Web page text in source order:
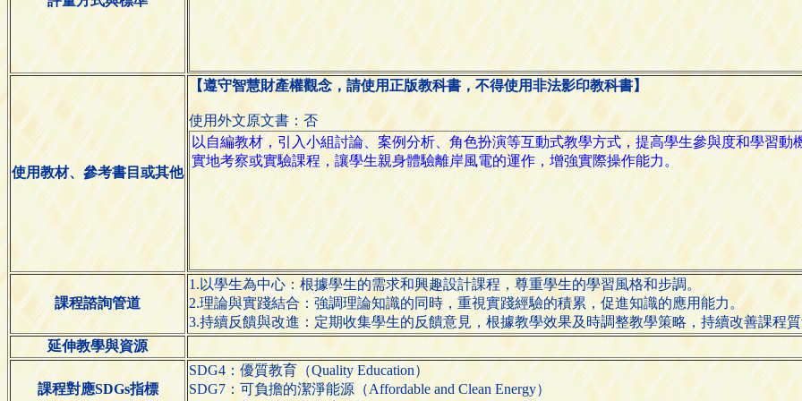
使用教材、參考書目或其他
【遵守智慧財產權觀念，請使用正版教科書，不得使用非法影印教科書】
使用外文原文書：否
課程諮詢管道
1.以學生為中心：根據學生的需求和興趣設計課程，尊重學生的學習風格和步調。
2.理論與實踐結合：強調理論知識的同時，重視實踐經驗的積累，促進知識的應用能力。
3.持續反饋與改進：定期收集學生的反饋意見，根據教學效果及時調整教學策略，持續改善課程
延伸教學與資源
課程對應SDGs指標
SDG4：優質教育（Quality Education）
SDG7：可負擔的潔淨能源（Affordable and Clean Energy）